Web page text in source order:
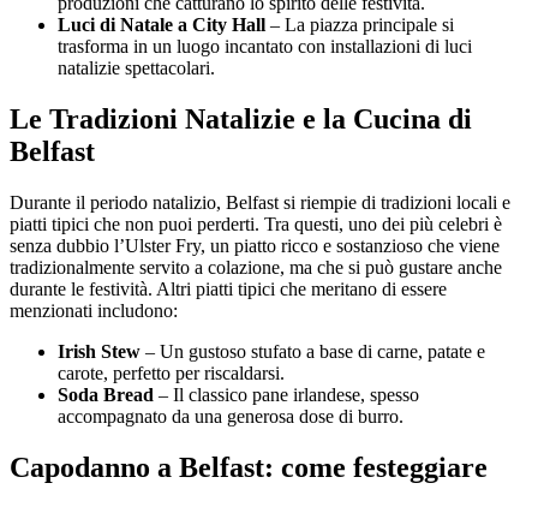
Luci di Natale a City Hall – La piazza principale si
trasforma in un luogo incantato con installazioni di luci
natalizie spettacolari.
Le Tradizioni Natalizie e la Cucina di
Belfast
Durante il periodo natalizio, Belfast si riempie di tradizioni locali e
piatti tipici che non puoi perderti. Tra questi, uno dei più celebri è
senza dubbio l’Ulster Fry, un piatto ricco e sostanzioso che viene
tradizionalmente servito a colazione, ma che si può gustare anche
durante le festività. Altri piatti tipici che meritano di essere
menzionati includono:
Irish Stew – Un gustoso stufato a base di carne, patate e
carote, perfetto per riscaldarsi.
Soda Bread – Il classico pane irlandese, spesso
accompagnato da una generosa dose di burro.
Capodanno a Belfast: come festeggiare